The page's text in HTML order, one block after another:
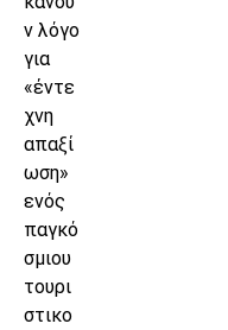
ν λόγο
για
«έντε
χνη
απαξί
ωση»
ενός
παγκό
σμιου
τουρι
στικο